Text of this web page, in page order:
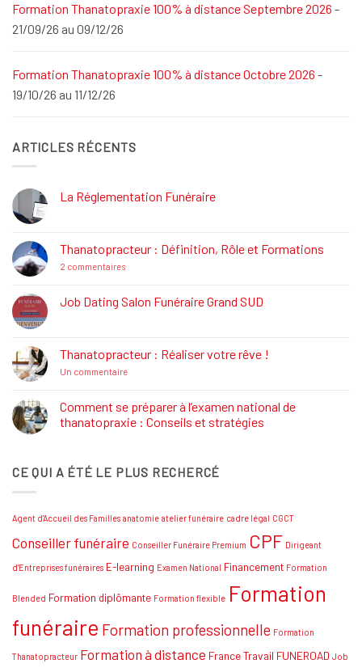
Formation Thanatopraxie 100% à distance Septembre 2026 -
21/09/26 au 09/12/26
Formation Thanatopraxie 100% à distance Octobre 2026 -
19/10/26 au 11/12/26
ARTICLES RÉCENTS
La Réglementation Funéraire
La
Réglementation
Funéraire
Thanatopracteur : Définition, Rôle et Formations
2 commentairessur
Définition,
Rôle
Job Dating Salon Funéraire Grand SUD
Job
Dating
Salon
SUD
Thanatopracteur : Réaliser votre rêve !
Un commentairesur
Réaliser
votre
rêve
Comment se préparer à l’examen national de
thanatopraxie : Conseils et stratégies
Comment
se
national
thanatopraxie
Conseils
CE QUI A ÉTÉ LE PLUS RECHERCÉ
Agent d'Accueil des Familles anatomie atelier funéraire cadre légal CGCT
Conseiller funéraire Conseiller Funéraire Premium CPF Dirigeant
d'Entreprises funéraires E-learning Examen National Financement Formation
Blended Formation diplômante Formation flexible Formation
funéraire Formation professionnelle Formation
Thanatopracteur Formation à distance France Travail FUNEROAD Job